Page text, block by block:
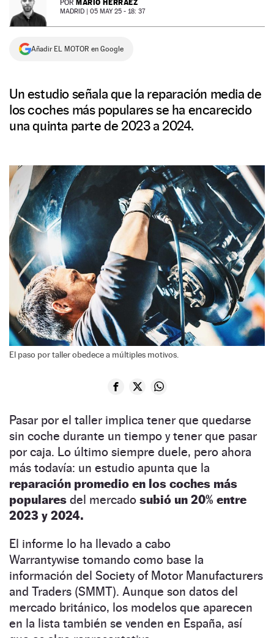
NEWSLETTER
SÍGUENOS
POR MARIO HERRÁEZ
MADRID | 05 MAY 25 - 18: 37
Añadir EL MOTOR en Google
Un estudio señala que la reparación media de
los coches más populares se ha encarecido
una quinta parte de 2023 a 2024.
El paso por taller obedece a múltiples motivos.
Pasar por el taller implica tener que quedarse
sin coche durante un tiempo y tener que pasar
por caja. Lo último siempre duele, pero ahora
más todavía: un estudio apunta que la
reparación promedio en los coches más
populares del mercado subió un 20% entre
2023 y 2024.
El informe lo ha llevado a cabo
Warrantywise tomando como base la
información del Society of Motor Manufacturers
and Traders (SMMT). Aunque son datos del
mercado británico, los modelos que aparecen
en la lista también se venden en España, así